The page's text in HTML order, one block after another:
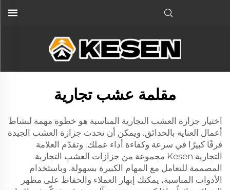
مقلمة عشب تجارية
اختيار جزازة العشب التجارية المناسبة هو خطوة مهمة لنشاط
أعمال العناية بالحدائق. ويمكن أن تحدث جزازة العشب الجيدة
فرقًا كبيرًا في سرعة وكفاءة أداء عملك. وتقدّم العلامة
التجارية Kesen مجموعة من جزازات العشب التجارية
المصممة للتعامل مع المهام الكبيرة بسهولة. وباستخدام
الأدوات المناسبة، يمكنك إبهار العملاء والحفاظ على مظهر